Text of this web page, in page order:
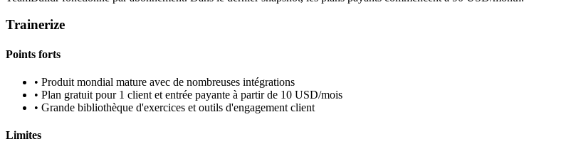
Trainerize
Points forts
• Produit mondial mature avec de nombreuses intégrations
• Plan gratuit pour 1 client et entrée payante à partir de 10 USD/mois
• Grande bibliothèque d'exercices et outils d'engagement client
Limites